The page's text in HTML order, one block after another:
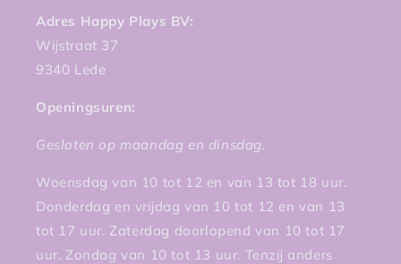
Adres Happy Plays BV:
Wijstraat 37
9340 Lede
Openingsuren:
Gesloten op maandag en dinsdag.
Woensdag van 10 tot 12 en van 13 tot 18 uur.
Donderdag en vrijdag van 10 tot 12 en van 13
tot 17 uur. Zaterdag doorlopend van 10 tot 17
uur. Zondag van 10 tot 13 uur. Tenzij anders